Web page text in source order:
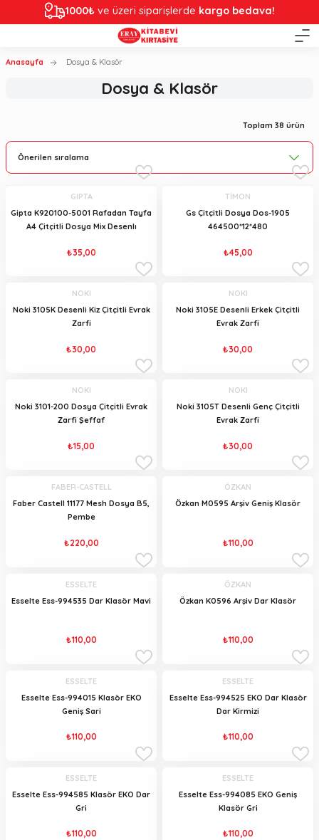
1000₺ ve üzeri siparişlerde kargo bedava!
Anasayfa Dosya & Klasör
Dosya & Klasör
Toplam 38 ürün
GIPTA
Gipta K920100-5001 Rafadan Tayfa
A4 Çitçitli Dosya Mix Desenlı
₺35,00
TİMON
Gs Çitçitli Dosya Dos-1905
464500*12*480
₺45,00
NOKI
Noki 3105K Desenli Kiz Çitçitli Evrak
Zarfi
₺30,00
NOKI
Noki 3105E Desenli Erkek Çitçitli
Evrak Zarfi
₺30,00
NOKI
Noki 3101-200 Dosya Çitçitli Evrak
Zarfi Şeffaf
₺15,00
NOKI
Noki 3105T Desenli Genç Çitçitli
Evrak Zarfi
₺30,00
FABER-CASTELL
Faber Castell 11177 Mesh Dosya B5,
Pembe
₺220,00
ÖZKAN
Özkan M0595 Arşiv Geniş Klasör
₺110,00
ESSELTE
Esselte Ess-994535 Dar Klasör Mavi
₺110,00
ÖZKAN
Özkan K0596 Arşiv Dar Klasör
₺110,00
ESSELTE
Esselte Ess-994015 Klasör EKO
Geniş Sari
₺110,00
ESSELTE
Esselte Ess-994525 EKO Dar Klasör
Dar Kirmizi
₺110,00
ESSELTE
Esselte Ess-994585 Klasör EKO Dar
Gri
₺110,00
ESSELTE
Esselte Ess-994085 EKO Geniş
Klasör Gri
₺110,00